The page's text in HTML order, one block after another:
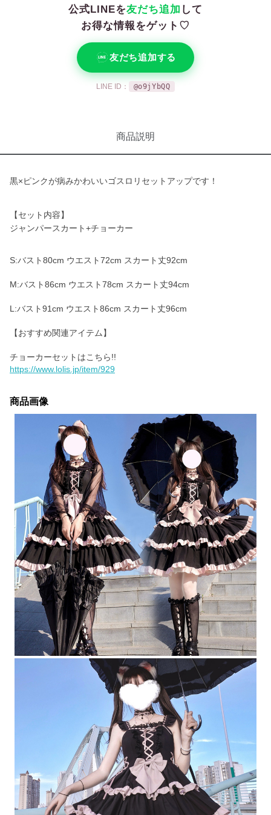
公式LINEを友だち追加 して
お得な情報をゲット♡
友だち追加する
LINE ID： @o9jYbQQ
商品説明
黒×ピンクが病みかわいいゴスロリセットアップです！
【セット内容】
ジャンパースカート+チョーカー
S:バスト80cm ウエスト72cm スカート丈92cm
M:バスト86cm ウエスト78cm スカート丈94cm
L:バスト91cm ウエスト86cm スカート丈96cm
【おすすめ関連アイテム】
https://www.lolis.jp/item/929
商品画像